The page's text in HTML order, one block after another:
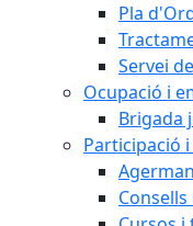
Pla
Servei
Ocupació i
Brigada
Participació